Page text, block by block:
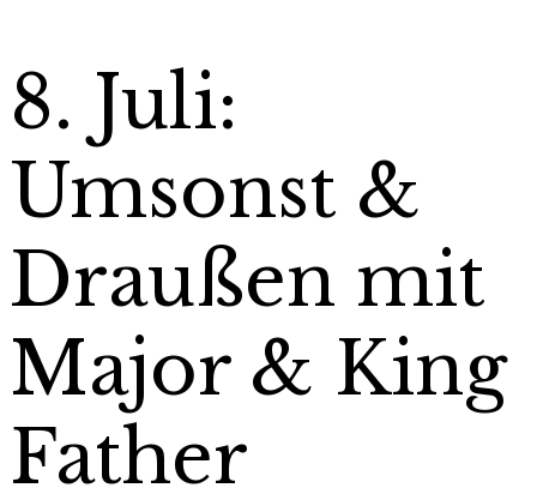
8. Juli:
Umsonst &
Draußen mit
Major & King
Father